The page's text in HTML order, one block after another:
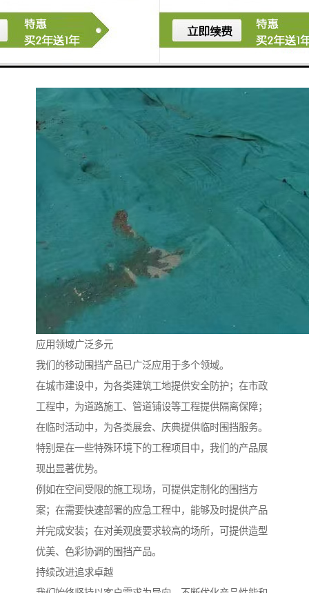
应用领域广泛多元
我们的移动围挡产品已广泛应用于多个领域。
在城市建设中，为各类建筑工地提供安全防护；在市政
工程中，为道路施工、管道铺设等工程提供隔离保障；
在临时活动中，为各类展会、庆典提供临时围挡服务。
特别是在一些特殊环境下的工程项目中，我们的产品展
现出显著优势。
例如在空间受限的施工现场，可提供定制化的围挡方
案；在需要快速部署的应急工程中，能够及时提供产品
并完成安装；在对美观度要求较高的场所，可提供造型
优美、色彩协调的围挡产品。
持续改进追求卓越